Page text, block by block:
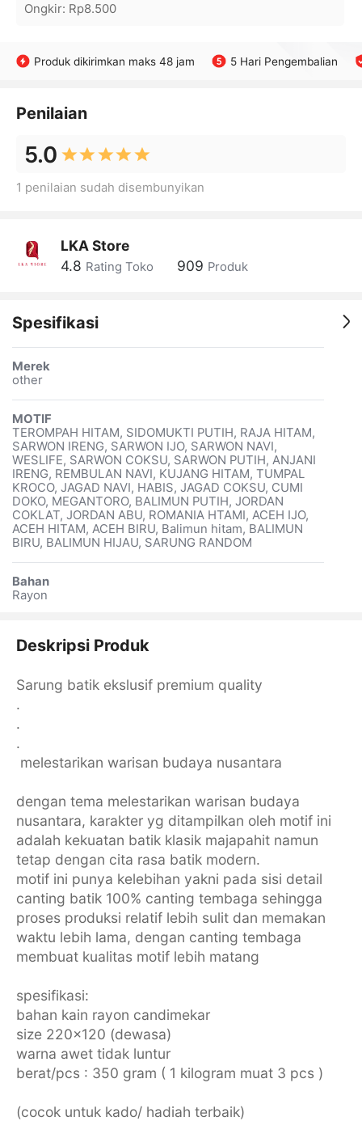
Ongkir: Rp8.500
Produk dikirimkan maks 48 jam 5 Hari Pengembalian
Penilaian
5.0
1 penilaian sudah disembunyikan
LKA Store
4.8 Rating Toko 909 Produk
Spesifikasi
Merek
other
MOTIF
TEROMPAH HITAM, SIDOMUKTI PUTIH, RAJA HITAM,
SARWON IRENG, SARWON IJO, SARWON NAVI,
WESLIFE, SARWON COKSU, SARWON PUTIH, ANJANI
IRENG, REMBULAN NAVI, KUJANG HITAM, TUMPAL
KROCO, JAGAD NAVI, HABIS, JAGAD COKSU, CUMI
DOKO, MEGANTORO, BALIMUN PUTIH, JORDAN
COKLAT, JORDAN ABU, ROMANIA HTAMI, ACEH IJO,
ACEH HITAM, ACEH BIRU, Balimun hitam, BALIMUN
BIRU, BALIMUN HIJAU, SARUNG RANDOM
Bahan
Rayon
Deskripsi Produk
Sarung batik ekslusif premium quality ️
.
.
.
️ melestarikan warisan budaya nusantara
dengan tema melestarikan warisan budaya
nusantara, karakter yg ditampilkan oleh motif ini
adalah kekuatan batik klasik majapahit namun
tetap dengan cita rasa batik modern.
motif ini punya kelebihan yakni pada sisi detail
canting batik 100% canting tembaga sehingga
proses produksi relatif lebih sulit dan memakan
waktu lebih lama, dengan canting tembaga
membuat kualitas motif lebih matang
spesifikasi:
bahan kain rayon candimekar
size 220x120 (dewasa)
warna awet tidak luntur
berat/pcs : 350 gram ( 1 kilogram muat 3 pcs )
(cocok untuk kado/ hadiah terbaik)